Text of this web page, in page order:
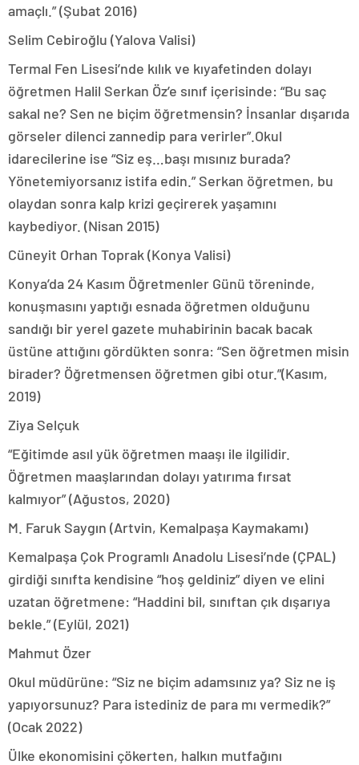
amaçlı.” (Şubat 2016)
Selim Cebiroğlu (Yalova Valisi)
Termal Fen Lisesi’nde kılık ve kıyafetinden dolayı
öğretmen Halil Serkan Öz’e sınıf içerisinde: “Bu saç
sakal ne? Sen ne biçim öğretmensin? İnsanlar dışarıda
görseler dilenci zannedip para verirler”.Okul
idarecilerine ise “Siz eş…başı mısınız burada?
Yönetemiyorsanız istifa edin.” Serkan öğretmen, bu
olaydan sonra kalp krizi geçirerek yaşamını
kaybediyor. (Nisan 2015)
Cüneyit Orhan Toprak (Konya Valisi)
Konya’da 24 Kasım Öğretmenler Günü töreninde,
konuşmasını yaptığı esnada öğretmen olduğunu
sandığı bir yerel gazete muhabirinin bacak bacak
üstüne attığını gördükten sonra: “Sen öğretmen misin
birader? Öğretmensen öğretmen gibi otur.”(Kasım,
2019)
Ziya Selçuk
“Eğitimde asıl yük öğretmen maaşı ile ilgilidir.
Öğretmen maaşlarından dolayı yatırıma fırsat
kalmıyor” (Ağustos, 2020)
M. Faruk Saygın (Artvin, Kemalpaşa Kaymakamı)
Kemalpaşa Çok Programlı Anadolu Lisesi’nde (ÇPAL)
girdiği sınıfta kendisine “hoş geldiniz” diyen ve elini
uzatan öğretmene: “Haddini bil, sınıftan çık dışarıya
bekle.” (Eylül, 2021)
Mahmut Özer
Okul müdürüne: “Siz ne biçim adamsınız ya? Siz ne iş
yapıyorsunuz? Para istediniz de para mı vermedik?”
(Ocak 2022)
Ülke ekonomisini çökerten, halkın mutfağını